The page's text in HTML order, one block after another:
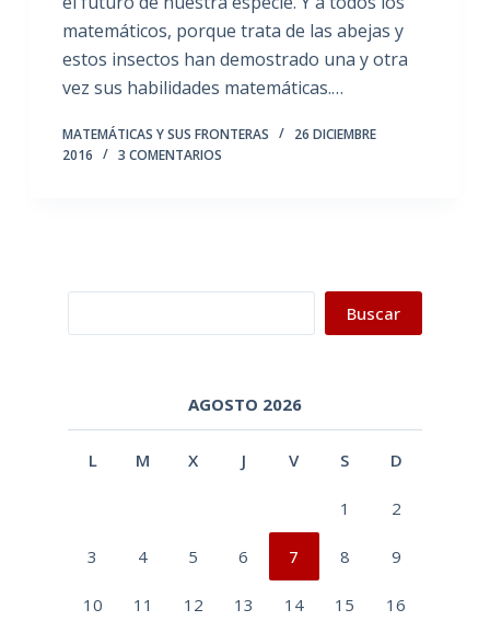
matemáticos, porque trata de las abejas y
estos insectos han demostrado una y otra
vez sus habilidades matemáticas.…
MATEMÁTICAS Y SUS FRONTERAS
26 DICIEMBRE
2016
3 COMENTARIOS
Buscar
AGOSTO 2026
L M X J V S D
1 2
3 4 5 6 7 8 9
10 11 12 13 14 15 16